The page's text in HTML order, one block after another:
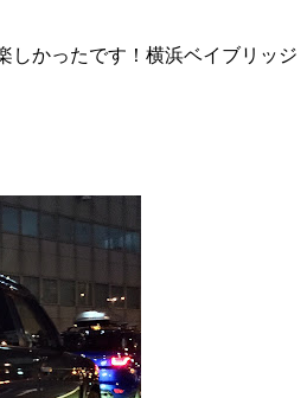
しかったです！横浜ベイブリッジ